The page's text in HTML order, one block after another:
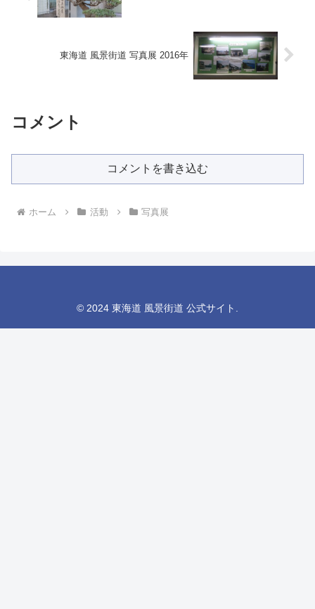
東海道 風景街道 写真展 2016年
コメント
コメントを書き込む
ホーム 活動 写真展
© 2024 東海道 風景街道 公式サイト.